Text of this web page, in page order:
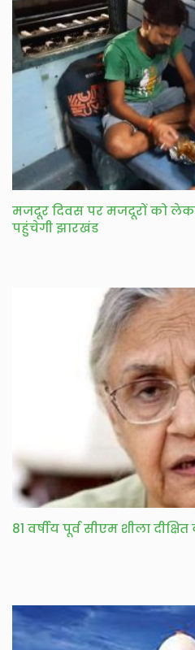
मजदूर दिवस पर मजदूरों को
पहुंचेगी झारखंड
81 वर्षीय पूर्व सीएम शीला